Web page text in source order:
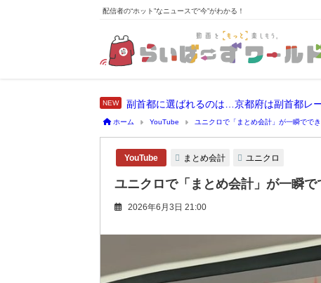
配信者の“ホット”なニュースで“今”がわかる！
副首都に選ばれるのは…京都府は副首都レ
ホーム YouTube ユニクロで「まとめ会計」が一瞬でで
YouTube まとめ会計 ユニクロ
ユニクロで「まとめ会計」が一瞬
2026年6月3日 21:00